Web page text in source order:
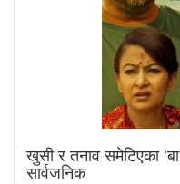
खुसी र तनाव समेटिएका
सार्वजनिक